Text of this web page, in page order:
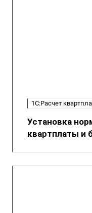
1С:Расчет
Установка
квартплаты и